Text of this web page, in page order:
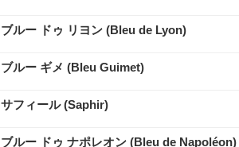
ブルー ドゥ リヨン (Bleu de Lyon)
ブルー ギメ (Bleu Guimet)
サフィール (Saphir)
ブルー ドゥ ナポレオン (Bleu de Napoléon)